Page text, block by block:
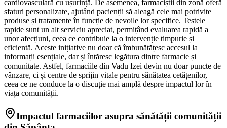
cardiovasculară cu ușurință. De asemenea, farmaciștii din zonă oferă
sfaturi personalizate, ajutând pacienții să aleagă cele mai potrivite
produse și tratamente în funcție de nevoile lor specifice. Testele
rapide sunt un alt serviciu apreciat, permițând evaluarea rapidă a
unor afecțiuni, ceea ce contribuie la o intervenție timpurie și
eficientă. Aceste inițiative nu doar că îmbunătățesc accesul la
informații esențiale, dar și întăresc legătura dintre farmacie și
comunitate. Astfel, farmaciile din Vadu Izei devin nu doar puncte de
vânzare, ci și centre de sprijin vitale pentru sănătatea cetățenilor,
ceea ce ne conduce la o discuție mai amplă despre impactul lor în
viața comunității.
Impactul farmaciilor asupra sănătății comunității